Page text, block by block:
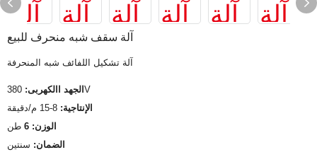
آلة سقف شبه منحرف للبيع
آلة تشكيل اللفائف شبه المنحرفة
الجهد االكهربى: 380V
الإنتاجية:
الوزن: 6
طن
الضمان: سنتين